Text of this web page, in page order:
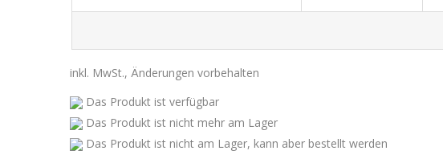
inkl. MwSt., Änderungen vorbehalten
Das Produkt ist verfügbar
Das Produkt ist nicht mehr am Lager
Das Produkt ist nicht am Lager, kann aber bestellt werden